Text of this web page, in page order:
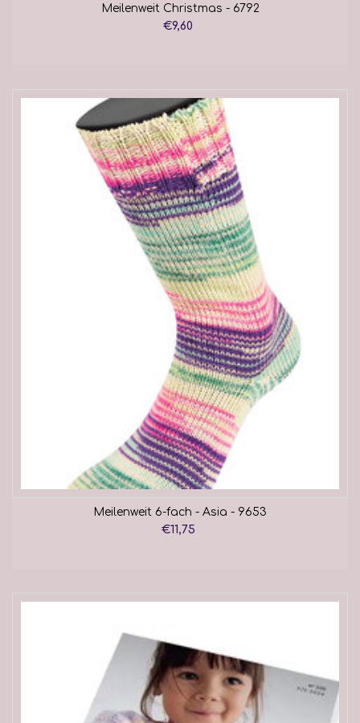
Meilenweit Christmas - 6792
€9,60
Meilenweit 6-fach - Asia - 9653
€11,75